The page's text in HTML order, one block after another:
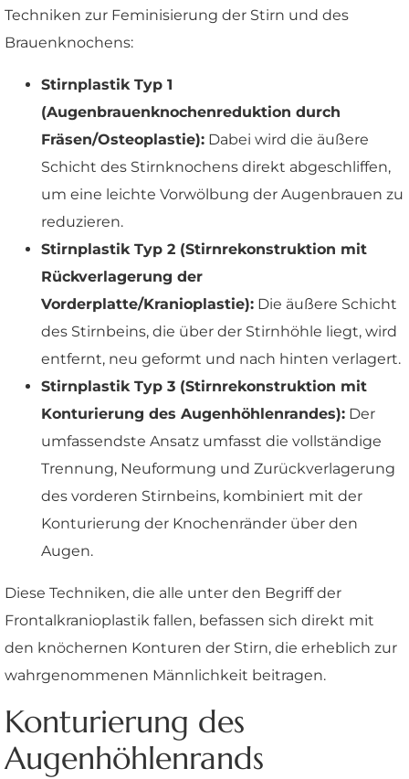
Techniken zur Feminisierung der Stirn und des
Brauenknochens:
Stirnplastik Typ 1
(Augenbrauenknochenreduktion durch
Fräsen/Osteoplastie): Dabei wird die äußere
Schicht des Stirnknochens direkt abgeschliffen,
um eine leichte Vorwölbung der Augenbrauen zu
reduzieren.
Stirnplastik Typ 2 (Stirnrekonstruktion mit
Rückverlagerung der
Vorderplatte/Kranioplastie): Die äußere Schicht
des Stirnbeins, die über der Stirnhöhle liegt, wird
entfernt, neu geformt und nach hinten verlagert.
Stirnplastik Typ 3 (Stirnrekonstruktion mit
Konturierung des Augenhöhlenrandes): Der
umfassendste Ansatz umfasst die vollständige
Trennung, Neuformung und Zurückverlagerung
des vorderen Stirnbeins, kombiniert mit der
Konturierung der Knochenränder über den
Augen.
Diese Techniken, die alle unter den Begriff der
Frontalkranioplastik fallen, befassen sich direkt mit
den knöchernen Konturen der Stirn, die erheblich zur
wahrgenommenen Männlichkeit beitragen.
Konturierung des
Augenhöhlenrands